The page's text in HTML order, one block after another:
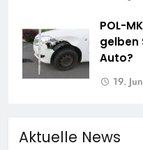
POL-
gelben
Auto?
19.
Aktuelle News